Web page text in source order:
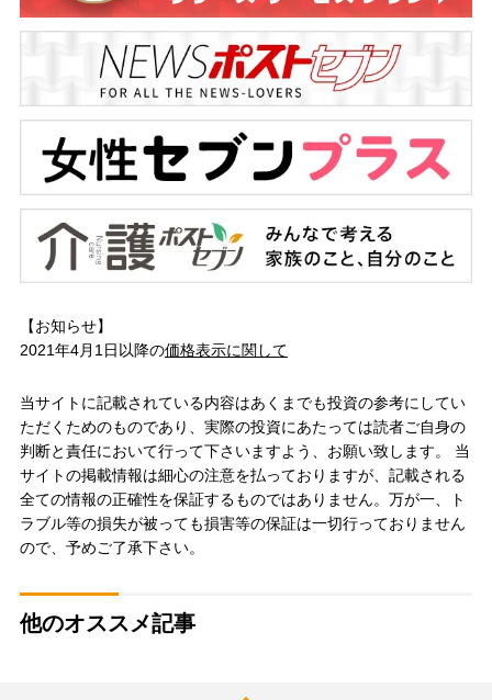
【お知らせ】
2021年4月1日以降の価格表示に関して
当サイトに記載されている内容はあくまでも投資の参考にしてい
ただくためのものであり、実際の投資にあたっては読者ご自身の
判断と責任において行って下さいますよう、お願い致します。 当
サイトの掲載情報は細心の注意を払っておりますが、記載される
全ての情報の正確性を保証するものではありません。万が一、ト
ラブル等の損失が被っても損害等の保証は一切行っておりません
ので、予めご了承下さい。
他のオススメ記事